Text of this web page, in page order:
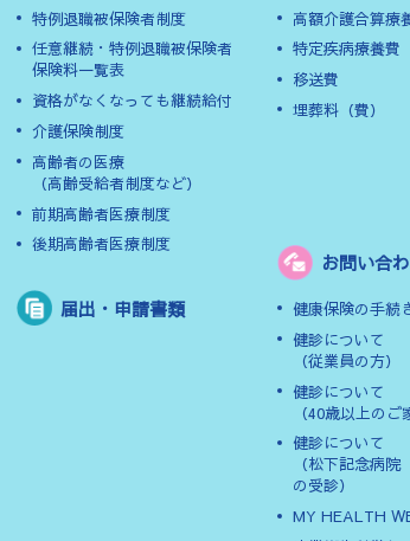
特例退職被保険者制度
任意継続・特例退職被保険者
保険料一覧表
資格がなくなっても継続給付
介護保険制度
高齢者の医療
（高齢受給者制度など）
前期高齢者医療制度
後期高齢者医療制度
届出・申請書類
高額介護合算療
特定疾病療養費
移送費
埋葬料（費）
お問い合
健康保険の手続
健診について
（従業員の方）
健診について
（40歳以上のご
健診について
（松下記念病
の受診）
MY HEALTH